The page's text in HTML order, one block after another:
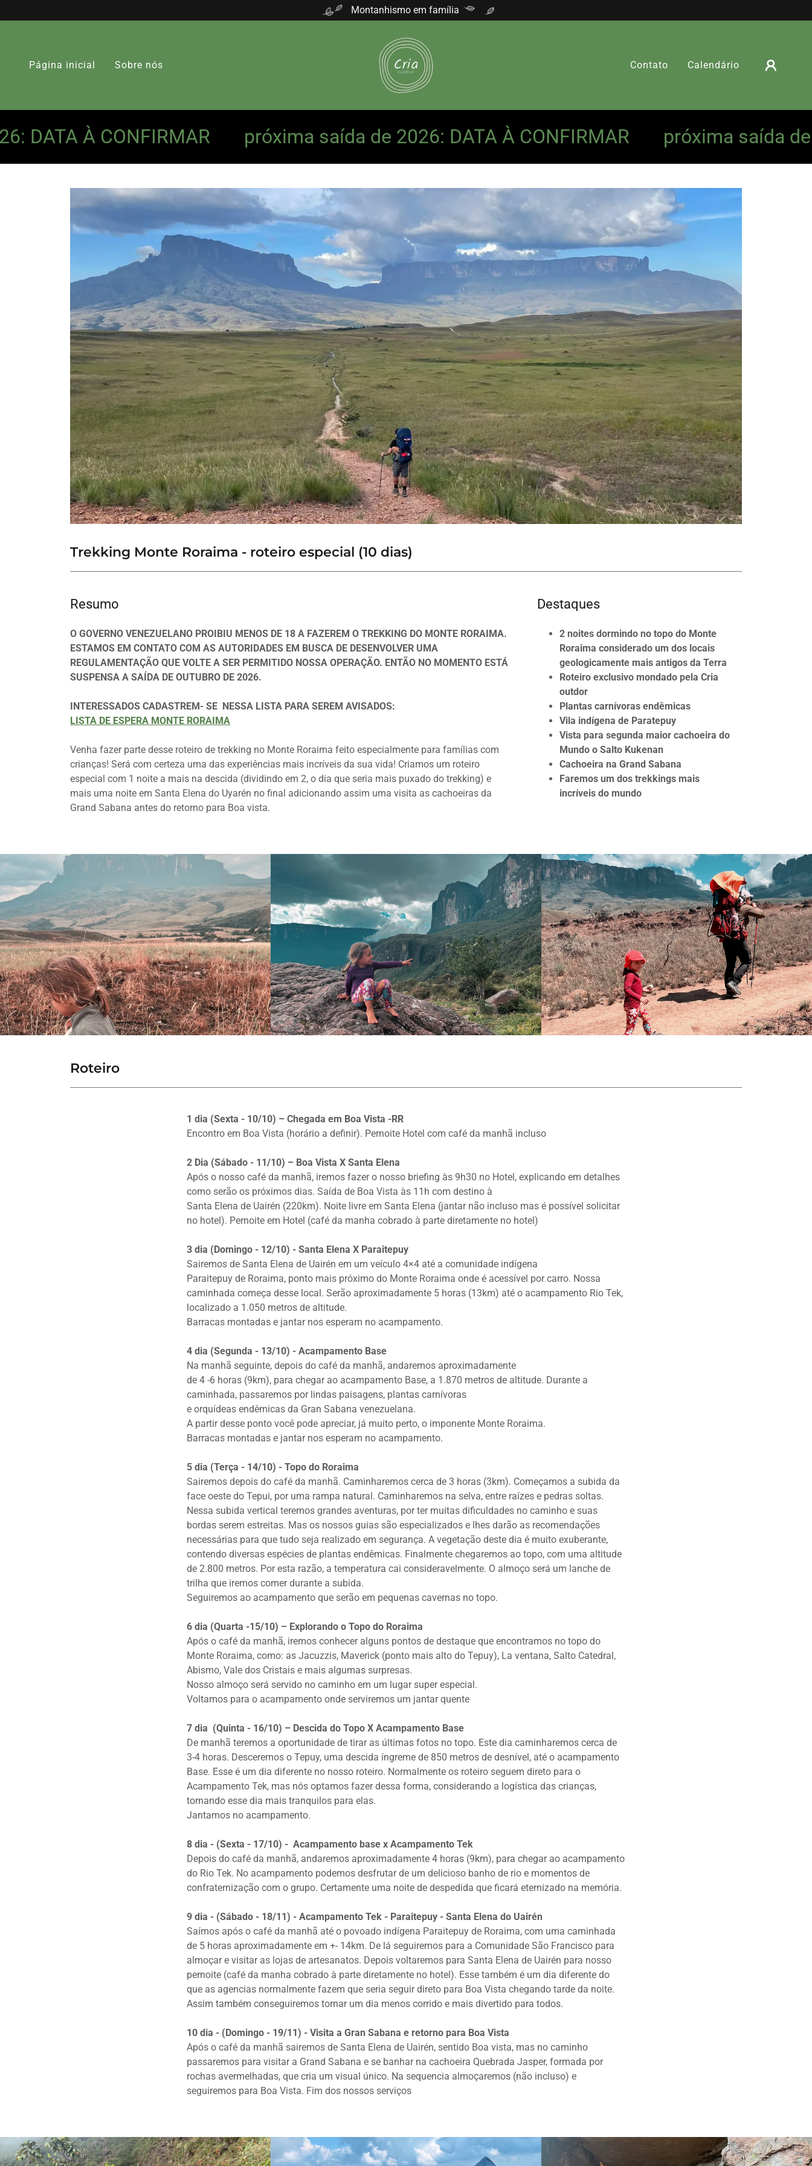
Montanhismo em família
Página inicial Sobre nós Contato Calendário
À CONFIRMAR próxima saída de 2026: DATA À CONFIRMAR próxima saída de
Trekking Monte Roraima - roteiro especial (10 dias)
Resumo
O GOVERNO VENEZUELANO PROIBIU MENOS DE 18 A FAZEREM O TREKKING DO MONTE RORAIMA.
ESTAMOS EM CONTATO COM AS AUTORIDADES EM BUSCA DE DESENVOLVER UMA
REGULAMENTAÇÃO QUE VOLTE A SER PERMITIDO NOSSA OPERAÇÃO. ENTÃO NO MOMENTO ESTÁ
SUSPENSA A SAÍDA DE OUTUBRO DE 2026.
INTERESSADOS CADASTREM- SE NESSA LISTA PARA SEREM AVISADOS:
LISTA DE ESPERA MONTE RORAIMA
Venha fazer parte desse roteiro de trekking no Monte Roraima feito especialmente para famílias com
crianças! Será com certeza uma das experiências mais incríveis da sua vida! Criamos um roteiro
especial com 1 noite a mais na descida (dividindo em 2, o dia que seria mais puxado do trekking) e
mais uma noite em Santa Elena do Uyarén no final adicionando assim uma visita as cachoeiras da
Grand Sabana antes do retorno para Boa vista.
Destaques
2 noites dormindo no topo do Monte
Roraima considerado um dos locais
geologicamente mais antigos da Terra
Roteiro exclusivo mondado pela Cria
outdor
Plantas carnívoras endêmicas
Vila indígena de Paratepuy
Vista para segunda maior cachoeira do
Mundo o Salto Kukenan
Cachoeira na Grand Sabana
Faremos um dos trekkings mais
incríveis do mundo
Roteiro
1 dia (Sexta - 10/10) – Chegada em Boa Vista -RR
Encontro em Boa Vista (horário a definir). Pernoite Hotel com café da manhã incluso
2 Dia (Sábado - 11/10) – Boa Vista X Santa Elena
Após o nosso café da manhã, iremos fazer o nosso briefing às 9h30 no Hotel, explicando em detalhes
como serão os próximos dias. Saída de Boa Vista às 11h com destino à
Santa Elena de Uairén (220km). Noite livre em Santa Elena (jantar não incluso mas é possível solicitar
no hotel). Pernoite em Hotel (café da manha cobrado à parte diretamente no hotel)
3 dia (Domingo - 12/10) - Santa Elena X Paraitepuy
Sairemos de Santa Elena de Uairén em um veículo 4×4 até a comunidade indígena
Paraitepuy de Roraima, ponto mais próximo do Monte Roraima onde é acessível por carro. Nossa
caminhada começa desse local. Serão aproximadamente 5 horas (13km) até o acampamento Rio Tek,
localizado a 1.050 metros de altitude.
Barracas montadas e jantar nos esperam no acampamento.
4 dia (Segunda - 13/10) - Acampamento Base
Na manhã seguinte, depois do café da manhã, andaremos aproximadamente
de 4 -6 horas (9km), para chegar ao acampamento Base, a 1.870 metros de altitude. Durante a
caminhada, passaremos por lindas paisagens, plantas carnívoras
e orquídeas endêmicas da Gran Sabana venezuelana.
A partir desse ponto você pode apreciar, já muito perto, o imponente Monte Roraima.
Barracas montadas e jantar nos esperam no acampamento.
5 dia (Terça - 14/10) - Topo do Roraima
Sairemos depois do café da manhã. Caminharemos cerca de 3 horas (3km). Começamos a subida da
face oeste do Tepui, por uma rampa natural. Caminharemos na selva, entre raízes e pedras soltas.
Nessa subida vertical teremos grandes aventuras, por ter muitas dificuldades no caminho e suas
bordas serem estreitas. Mas os nossos guias são especializados e lhes darão as recomendações
necessárias para que tudo seja realizado em segurança. A vegetação deste dia é muito exuberante,
contendo diversas espécies de plantas endêmicas. Finalmente chegaremos ao topo, com uma altitude
de 2.800 metros. Por esta razão, a temperatura cai consideravelmente. O almoço será um lanche de
trilha que iremos comer durante a subida.
Seguiremos ao acampamento que serão em pequenas cavernas no topo.
6 dia (Quarta -15/10) – Explorando o Topo do Roraima
Após o café da manhã, iremos conhecer alguns pontos de destaque que encontramos no topo do
Monte Roraima, como: as Jacuzzis, Maverick (ponto mais alto do Tepuy), La ventana, Salto Catedral,
Abismo, Vale dos Cristais e mais algumas surpresas.
Nosso almoço será servido no caminho em um lugar super especial.
Voltamos para o acampamento onde serviremos um jantar quente
7 dia (Quinta - 16/10) – Descida do Topo X Acampamento Base
De manhã teremos a oportunidade de tirar as últimas fotos no topo. Este dia caminharemos cerca de
3-4 horas. Desceremos o Tepuy, uma descida íngreme de 850 metros de desnível, até o acampamento
Base. Esse é um dia diferente no nosso roteiro. Normalmente os roteiro seguem direto para o
Acampamento Tek, mas nós optamos fazer dessa forma, considerando a logística das crianças,
tornando esse dia mais tranquilos para elas.
Jantamos no acampamento.
8 dia - (Sexta - 17/10) - Acampamento base x Acampamento Tek
Depois do café da manhã, andaremos aproximadamente 4 horas (9km), para chegar ao acampamento
do Rio Tek. No acampamento podemos desfrutar de um delicioso banho de rio e momentos de
confraternização com o grupo. Certamente uma noite de despedida que ficará eternizado na memória.
9 dia - (Sábado - 18/11) - Acampamento Tek - Paraitepuy - Santa Elena do Uairén
Saímos após o café da manhã até o povoado indígena Paraitepuy de Roraima, com uma caminhada
de 5 horas aproximadamente em +- 14km. De lá seguiremos para a Comunidade São Francisco para
almoçar e visitar as lojas de artesanatos. Depois voltaremos para Santa Elena de Uairén para nosso
pernoite (café da manha cobrado à parte diretamente no hotel). Esse também é um dia diferente do
que as agencias normalmente fazem que seria seguir direto para Boa Vista chegando tarde da noite.
Assim também conseguiremos tornar um dia menos corrido e mais divertido para todos.
10 dia - (Domingo - 19/11) - Visita a Gran Sabana e retorno para Boa Vista
Após o café da manhã sairemos de Santa Elena de Uairén, sentido Boa vista, mas no caminho
passaremos para visitar a Grand Sabana e se banhar na cachoeira Quebrada Jasper, formada por
rochas avermelhadas, que cria um visual único. Na sequencia almoçaremos (não incluso) e
seguiremos para Boa Vista. Fim dos nossos serviços